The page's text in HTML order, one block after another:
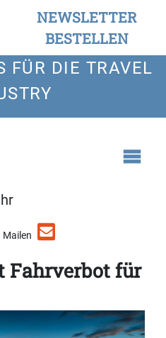
NEWSLETTER
BESTELLEN
FÜR DIE TRAVEL
Mailen
Fahrverbot für